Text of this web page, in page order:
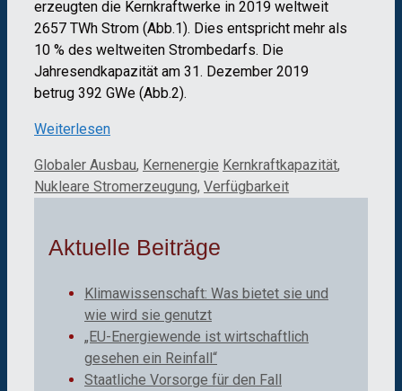
erzeugten die Kernkraftwerke in 2019 weltweit
2657 TWh Strom (Abb.1). Dies entspricht mehr als
10 % des weltweiten Strombedarfs. Die
Jahresendkapazität am 31. Dezember 2019
betrug 392 GWe (Abb.2).
Weiterlesen
Kategorien
Globaler Ausbau, Kernenergie Schlagwörter
Kernkraftkapazität,
Nukleare Stromerzeugung, Verfügbarkeit
Aktuelle Beiträge
Klimawissenschaft: Was bietet sie und
wie wird sie genutzt
„EU-Energiewende ist wirtschaftlich
gesehen ein Reinfall“
Staatliche Vorsorge für den Fall